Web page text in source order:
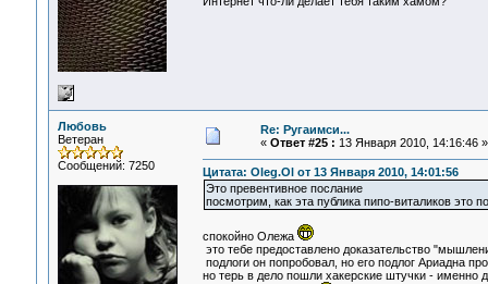
Любовь
Ветеран
Сообщений: 7250
Re: Ругаимси...
« Ответ #25 : 13 Января 2010, 14:16:46 »
Цитата: Oleg.Ol от 13 Января 2010, 14:01:56
Это превентивное послание
посмотрим, как эта публика пипо-виталиков это
спокойно Олежа
это тебе предоставлено доказательство
подлоги он попробовал, но его подлог Ариадна
но терь в дело пошли хакерские штучки - именно